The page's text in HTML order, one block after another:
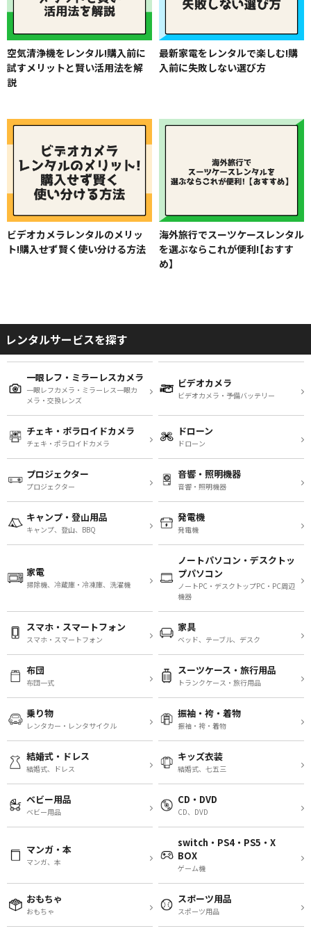
空気清浄機をレンタル!購入前に
試すメリットと賢い活用法を解
説
最新家電をレンタルで楽しむ!購
入前に失敗しない選び方
ビデオカメラレンタルのメリッ
ト!購入せず賢く使い分ける方法
海外旅行でスーツケースレンタル
を選ぶならこれが便利!【おすす
め】
レンタルサービスを探す
一眼レフ・ミラーレスカメラ
一眼レフカメラ・ミラーレス一眼カ
メラ・交換レンズ
ビデオカメラ
ビデオカメラ・予備バッテリー
チェキ・ポラロイドカメラ
チェキ・ポラロイドカメラ
ドローン
ドローン
プロジェクター
プロジェクター
音響・照明機器
音響・照明機器
キャンプ・登山用品
キャンプ、登山、BBQ
発電機
発電機
家電
掃除機、冷蔵庫・冷凍庫、洗濯機
ノートパソコン・デスクトッ
プパソコン
ノートPC・デスクトップPC・PC周辺
機器
スマホ・スマートフォン
スマホ・スマートフォン
家具
ベッド、テーブル、デスク
布団
布団一式
スーツケース・旅行用品
トランクケース・旅行用品
乗り物
レンタカー・レンタサイクル
振袖・袴・着物
振袖・袴・着物
結婚式・ドレス
結婚式、ドレス
キッズ衣装
結婚式、七五三
ベビー用品
ベビー用品
CD・DVD
CD、DVD
マンガ・本
マンガ、本
switch・PS4・PS5・X
BOX
ゲーム機
おもちゃ
おもちゃ
スポーツ用品
スポーツ用品